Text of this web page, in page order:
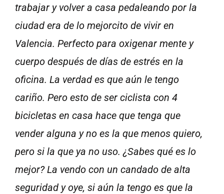
trabajar y volver a casa pedaleando por la
ciudad era de lo mejorcito de vivir en
Valencia. Perfecto para oxigenar mente y
cuerpo después de días de estrés en la
oficina. La verdad es que aún le tengo
cariño. Pero esto de ser ciclista con 4
bicicletas en casa hace que tenga que
vender alguna y no es la que menos quiero,
pero si la que ya no uso. ¿Sabes qué es lo
mejor? La vendo con un candado de alta
seguridad y oye, si aún la tengo es que la